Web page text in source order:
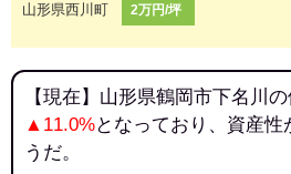
山形県西川町 2万円/坪
【現在】山形県鶴岡市下名川
▲11.0%となっており、資産
うだ。